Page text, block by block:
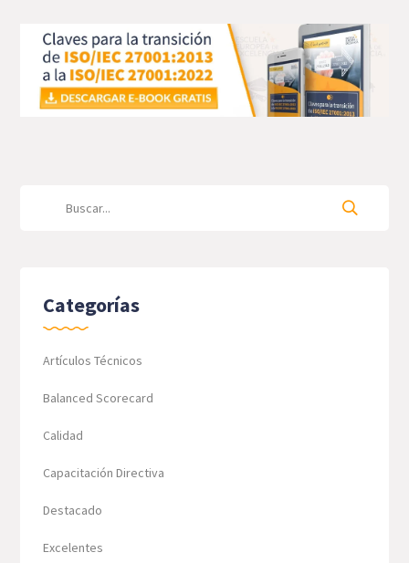
Categorías
Artículos Técnicos
Balanced Scorecard
Calidad
Capacitación Directiva
Destacado
Excelentes